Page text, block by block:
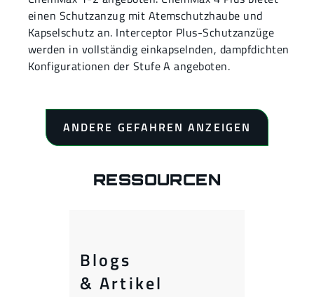
einen Schutzanzug mit Atemschutzhaube und
Kapselschutz an. Interceptor Plus-Schutzanzüge
werden in vollständig einkapselnden, dampfdichten
Konfigurationen der Stufe A angeboten.
ANDERE GEFAHREN ANZEIGEN
RESSOURCEN
Blogs
& Artikel